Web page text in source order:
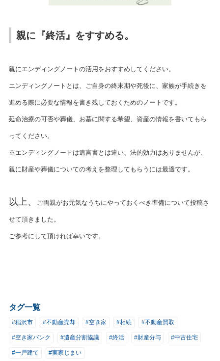
親に『終活』をすすめる。
親にエンディングノートの活用をおすすめしてください。
エンディングノートとは、ご自身の終末期や死後に、家族が手続きを
進める際に必要な情報を書き残しておくためのノートです。
延命治療の可否や葬儀、お墓に関する希望、資産の情報を書いてもら
ってください。
※エンディングノートは遺言書とは違い、法的効力はありませんが、
親に財産や葬儀についての考えを整理してもらうには最適です。
以上、 ご両親がお元気なうちにやっておくべき準備について投稿さ
せて頂きました。
ご参考にして頂ければ幸いです。
タグ一覧
#稲沢市 #不動産売却 #空き家 #相続 #不動産買取
#空き家バンク #遺産分割協議 #終活 #財産分与 #中古住宅
#一戸建て #実家じまい